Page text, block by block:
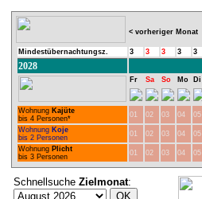
< vorheriger Monat
Mindestübernachtungsz. 3 3 3 3 3
2028
Fr Sa So Mo Di
Wohnung Kajüte
bis 4 Personen*
01 02 03 04 05
Wohnung Koje
bis 2 Personen
01 02 03 04 05
Wohnung Plicht
bis 3 Personen
01 02 03 04 05
Schnellsuche Zielmonat: